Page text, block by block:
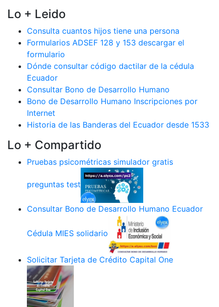
Lo + Leido
Consulta cuantos hijos tiene una persona
Formularios ADSEF 128 y 153 descargar el
formulario
Dónde consultar código dactilar de la cédula
Ecuador
Consultar Bono de Desarrollo Humano
Bono de Desarrollo Humano Inscripciones por
Internet
Historia de las Banderas del Ecuador desde 1533
Lo + Compartido
Pruebas psicométricas simulador gratis
preguntas test
Consultar Bono de Desarrollo Humano Ecuador
Cédula MIES solidario
Solicitar Tarjeta de Crédito Capital One